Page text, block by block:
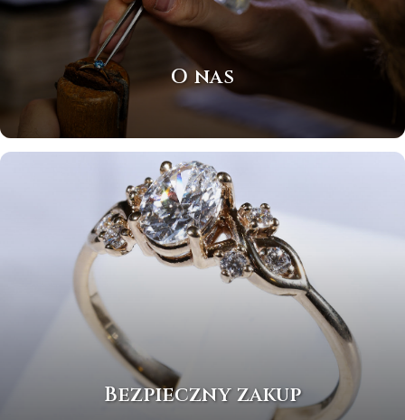
O nas
Bezpieczny zakup